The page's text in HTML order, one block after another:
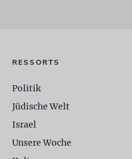
RESSORTS
Politik
Jüdische Welt
Israel
Unsere Woche